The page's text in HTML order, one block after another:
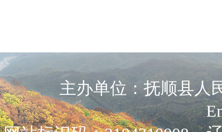
主办单位：抚顺县